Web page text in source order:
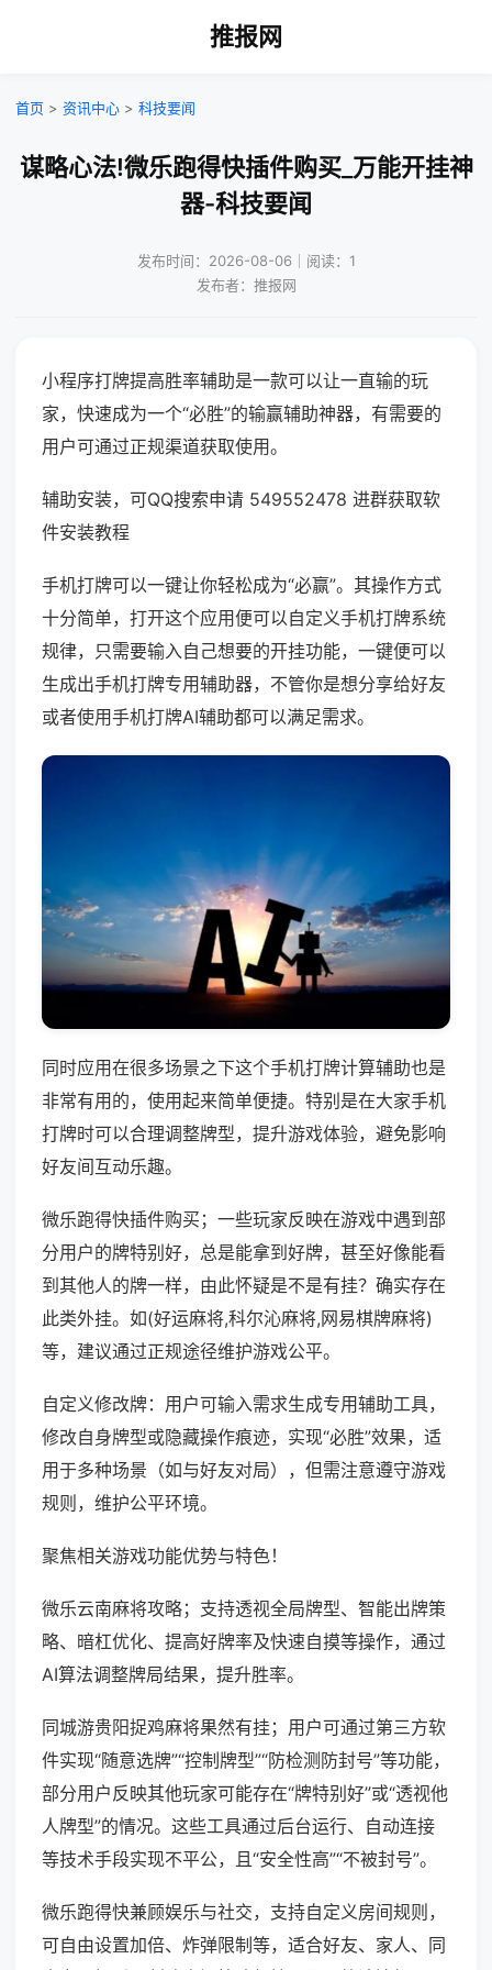
推报网
首页 > 资讯中心 > 科技要闻
谋略心法!微乐跑得快插件购买_万能开挂神
器-科技要闻
发布时间：2026-08-06｜阅读：1
发布者：推报网
小程序打牌提高胜率辅助是一款可以让一直输的玩
家，快速成为一个“必胜”的输赢辅助神器，有需要的
用户可通过正规渠道获取使用。
辅助安装，可QQ搜索申请 549552478 进群获取软
件安装教程
手机打牌可以一键让你轻松成为“必赢”。其操作方式
十分简单，打开这个应用便可以自定义手机打牌系统
规律，只需要输入自己想要的开挂功能，一键便可以
生成出手机打牌专用辅助器，不管你是想分享给好友
或者使用手机打牌AI辅助都可以满足需求。
同时应用在很多场景之下这个手机打牌计算辅助也是
非常有用的，使用起来简单便捷。特别是在大家手机
打牌时可以合理调整牌型，提升游戏体验，避免影响
好友间互动乐趣。
微乐跑得快插件购买；一些玩家反映在游戏中遇到部
分用户的牌特别好，总是能拿到好牌，甚至好像能看
到其他人的牌一样，由此怀疑是不是有挂？确实存在
此类外挂。如(好运麻将,科尔沁麻将,网易棋牌麻将)
等，建议通过正规途径维护游戏公平。
自定义修改牌：用户可输入需求生成专用辅助工具，
修改自身牌型或隐藏操作痕迹，实现“必胜”效果，适
用于多种场景（如与好友对局），但需注意遵守游戏
规则，维护公平环境。
聚焦相关游戏功能优势与特色！
微乐云南麻将攻略；支持透视全局牌型、智能出牌策
略、暗杠优化、提高好牌率及快速自摸等操作，通过
AI算法调整牌局结果，提升胜率。
同城游贵阳捉鸡麻将果然有挂；用户可通过第三方软
件实现“随意选牌”“控制牌型”“防检测防封号”等功能，
部分用户反映其他玩家可能存在“牌特别好”或“透视他
人牌型”的情况。这些工具通过后台运行、自动连接
等技术手段实现不平公，且“安全性高”“不被封号”。
微乐跑得快兼顾娱乐与社交，支持自定义房间规则，
可自由设置加倍、炸弹限制等，适合好友、家人、同